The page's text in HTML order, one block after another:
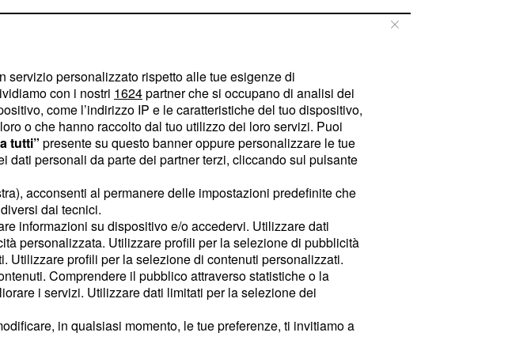
personalizzato rispetto alle tue esigenze di
con i nostri 1624partner che si occupano di analisi dei
come l’indirizzo IP e le caratteristiche del tuo dispositivo,
o che hanno raccolto dal tuo utilizzo dei loro servizi. Puoi
tutti” presente su questo banner oppure personalizzare le tue
personali da parte dei partner terzi, cliccando sul pulsante
acconsenti al permanere delle impostazioni predefinite che
dai tecnici.
informazioni su dispositivo e/o accedervi. Utilizzare dati
personalizzata. Utilizzare profili per la selezione di pubblicità
Utilizzare profili per la selezione di contenuti personalizzati.
Comprendere il pubblico attraverso statistiche o la
i servizi. Utilizzare dati limitati per la selezione dei
in qualsiasi momento, le tue preferenze, ti invitiamo a